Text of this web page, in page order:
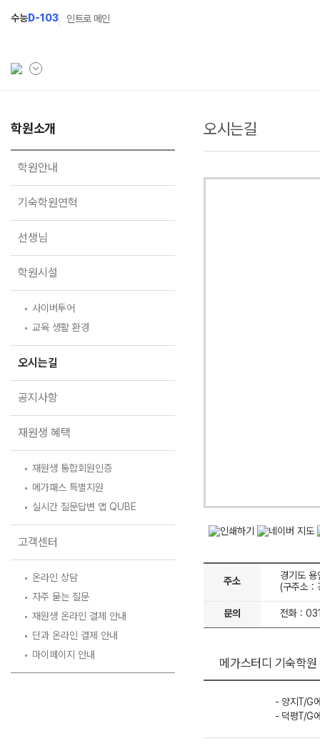
수능D-103 인트로 메인
학원소개
학원안내
기숙학원연혁
학원시설
사이버투어
교육 생활 환경
오시는길
공지사항
재원생 혜택
메가패스 특별지원
실시간 질문답변 앱 QUBE
고객센터
온라인 상담
재원생 온라인 결제 안내
단과 온라인 결제 안내
입학안내
학원소개
학원안내
기숙학원연혁
선생님
학원시설
사이버투어
교육 생활 환경
오시는길
공지사항
재원생 혜택
재원생 통합회원인증
메가패스 특별지원
실시간 질문답변 앱 QUBE
고객센터
온라인 상담
자주 묻는 질문
재원생 온라인 결제 안내
단과 온라인 결제 안내
마이페이지 안내
오시는길
주소
경기도
(구주소 :
문의 전화 :
메가스터디 기숙학
- 양지T/G
- 덕평T/G